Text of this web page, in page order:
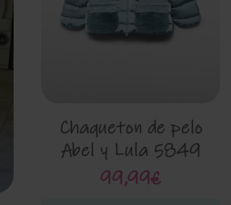
Chaqueton de pelo
Abel y Lula 5849
99,99€